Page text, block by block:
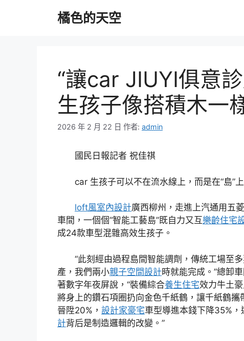
橘色的天空
“讓car JIUYI俱意
生孩子像搭積木一
2026 年 2 月 22 日 作者: admin
國民日報記者 祝佳祺
car 生孩子可以不在流水線上，而是在“島”上
loft風室內設計廣西柳州，走進上汽通用五
車間，一個個“智能工藝島”既自力又互樂齡住宅
成24款車型混雜高效生孩子。
“此刻經由過程島間智能調劑，傳統工場至
產，我們兩小親子空間設計時就能完成。”總卸
著數字年夜屏說，“裝備綜合養生住宅效力牛土
將身上的鑽石項圈扔向金色千紙鶴，讓千紙鶴攜
晉陞20%， 設計家豪宅車型導進本錢下降35%，
計背后是制造邏輯的改變。”